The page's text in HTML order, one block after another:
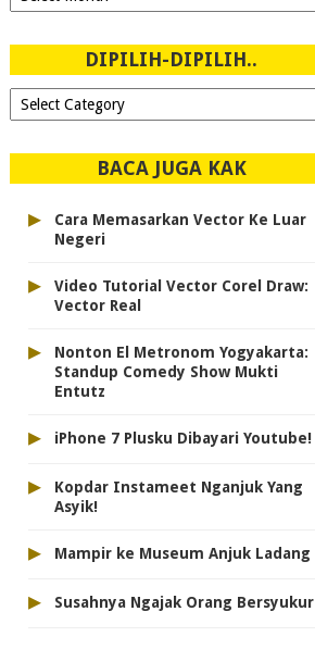
Sejak
DIPILIH-DIPILIH..
Dipilih-
dipilih..
BACA JUGA KAK
▸
Cara Memasarkan Vector Ke Luar
Negeri
▸
Video Tutorial Vector Corel Draw:
Vector Real
▸
Nonton El Metronom Yogyakarta:
Standup Comedy Show Mukti
Entutz
▸ iPhone 7 Plusku Dibayari Youtube!
▸
Kopdar Instameet Nganjuk Yang
Asyik!
▸ Mampir ke Museum Anjuk Ladang
▸ Susahnya Ngajak Orang Bersyukur